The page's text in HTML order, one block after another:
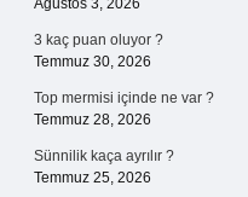
Ağustos 3, 2026
3 kaç puan oluyor ?
Temmuz 30, 2026
Top mermisi içinde ne var ?
Temmuz 28, 2026
Sünnilik kaça ayrılır ?
Temmuz 25, 2026